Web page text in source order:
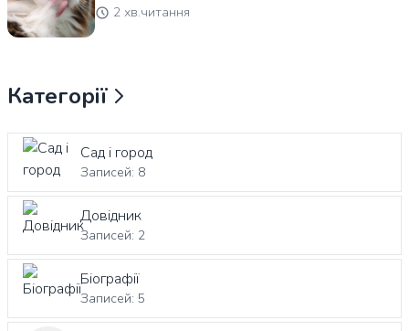
2 хв.читання
Категорії
Сад і город
Записей: 8
Довідник
Записей: 2
Біографії
Записей: 5